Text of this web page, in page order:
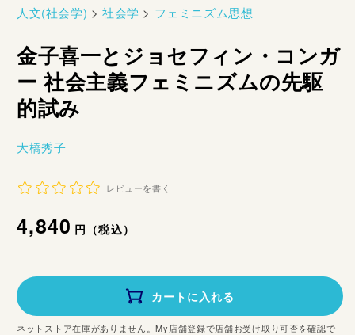
人文(社会学) >社会学 > フェミニズム思想
金子喜一とジョセフィン・コンガ
ー 社会主義フェミニズムの先駆
的試み
大橋秀子
レビューを書く
通
価
格
4,840円（税込）
カートに入れる
ネットストア在庫がありません。My店舗登録で店舗お受け取り可否を確認で